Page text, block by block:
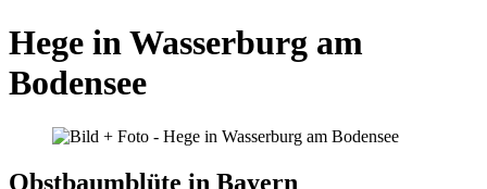
Hege in Wasserburg am
Bodensee
Obstbaumblüte in Bayern